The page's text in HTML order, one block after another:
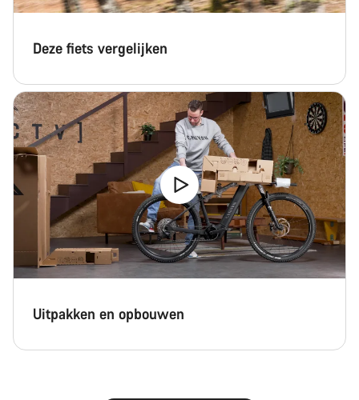
Deze fiets vergelijken
Uitpakken en opbouwen